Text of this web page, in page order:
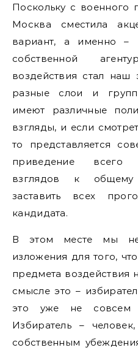
Поскольку с военного
Москва сместила
вариант, а именно –
собственной
воздействия стал наш
разные слои и
имеют различные
взгляды, и если
то представляется
приведение всего
взглядов к общему
заставить всех
кандидата.
В этом месте мы
изложения для того,
предмета воздействия
смысле это –
это уже не совсем
Избиратель –
собственным